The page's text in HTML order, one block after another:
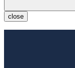
close